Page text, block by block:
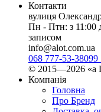
Контакти
вулиця
Пн - Птн: з 11:00
записом
info@alot.com.ua
068 777-53-38099
© 2015—2026 «а
Компанія
Головна
Про Бренд